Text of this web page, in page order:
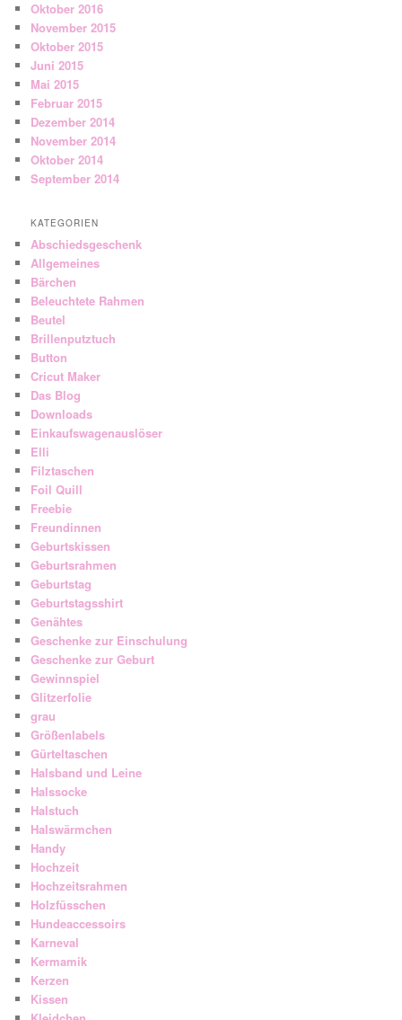
Oktober 2016
November 2015
Oktober 2015
Juni 2015
Mai 2015
Februar 2015
Dezember 2014
November 2014
Oktober 2014
September 2014
KATEGORIEN
Abschiedsgeschenk
Allgemeines
Bärchen
Beleuchtete Rahmen
Beutel
Brillenputztuch
Button
Cricut Maker
Das Blog
Downloads
Einkaufswagenauslöser
Elli
Filztaschen
Foil Quill
Freebie
Freundinnen
Geburtskissen
Geburtsrahmen
Geburtstag
Geburtstagsshirt
Genähtes
Geschenke zur Einschulung
Geschenke zur Geburt
Gewinnspiel
Glitzerfolie
grau
Größenlabels
Gürteltaschen
Halsband und Leine
Halssocke
Halstuch
Halswärmchen
Handy
Hochzeit
Hochzeitsrahmen
Holzfüsschen
Hundeaccessoirs
Karneval
Kermamik
Kerzen
Kissen